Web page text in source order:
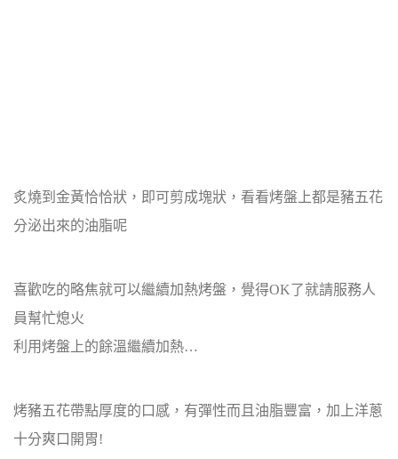
炙燒到金黃恰恰狀，即可剪成塊狀，看看烤盤上都是豬五花
分泌出來的油脂呢
喜歡吃的略焦就可以繼續加熱烤盤，覺得OK了就請服務人
員幫忙熄火
利用烤盤上的餘溫繼續加熱…
烤豬五花帶點厚度的口感，有彈性而且油脂豐富，加上洋蔥
十分爽口開胃!